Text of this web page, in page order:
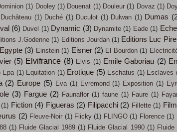
(1) Dooley (1) Douenat (1) Douleur (1) Dovaz (1)
Duchâteau (1) Duché (1) Duculot (1) Dulwan (1) Dumas
(6) Duvel (1) Dynamic (3) Dynamite (1) Eade (1)
J.Godenne (1) Editions Jourdan (1) Editions Luc Pire
Egypte (3) Einstein (1) Eisner (2) El Bourdon (1)
(5) Elvifrance (8) Elvis (1) Emile Gaboriau (2)
Epa (1) Equitation (1) Erotique (5) Eschatus (1) Esclaves
(2) Europe (5) Eva (1) Evremond (1) Exposition (1)
(3) Fargue (2) Faunaflor (1) faune (1) Faure (1)
(1) Fiction (4) Figueras (2) Filipacchi (2) Fillette (1) Film
(2) Fleuve-Noir (1) Flicky (1) FLINGO (1) Florence (1)
(1) Fluide Glacial 1989 (1) Fluide Glacial 1990 (1)